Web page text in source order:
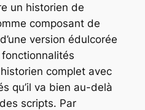
un historien de
composant de
version édulcorée
fonctionnalités
historien complet avec
qu’il va bien au-delà
scripts. Par